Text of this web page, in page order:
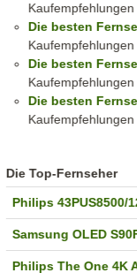
Die besten
Die besten
Die besten
Die Top-Fernseher
Philips 43PUS8500/
Samsung OLED
Philips The One 4K